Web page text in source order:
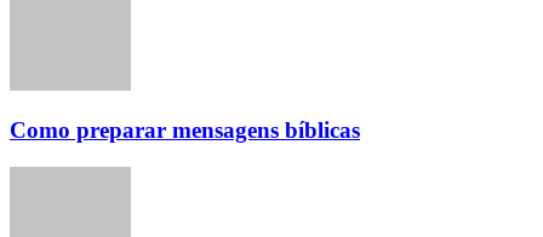
Como preparar mensagens bíblicas​